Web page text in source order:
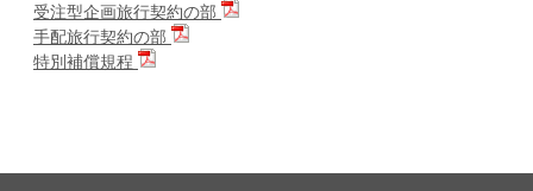
受注型企画旅行契約の部
手配旅行契約の部
特別補償規程